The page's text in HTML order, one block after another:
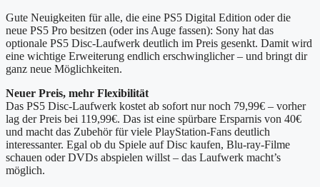
Gute Neuigkeiten für alle, die eine PS5 Digital Edition oder die
neue PS5 Pro besitzen (oder ins Auge fassen): Sony hat das
optionale PS5 Disc-Laufwerk deutlich im Preis gesenkt. Damit wird
eine wichtige Erweiterung endlich erschwinglicher – und bringt dir
ganz neue Möglichkeiten.
Neuer Preis, mehr Flexibilität
Das PS5 Disc-Laufwerk kostet ab sofort nur noch 79,99€ – vorher
lag der Preis bei 119,99€. Das ist eine spürbare Ersparnis von 40€
und macht das Zubehör für viele PlayStation-Fans deutlich
interessanter. Egal ob du Spiele auf Disc kaufen, Blu-ray-Filme
schauen oder DVDs abspielen willst – das Laufwerk macht’s
möglich.